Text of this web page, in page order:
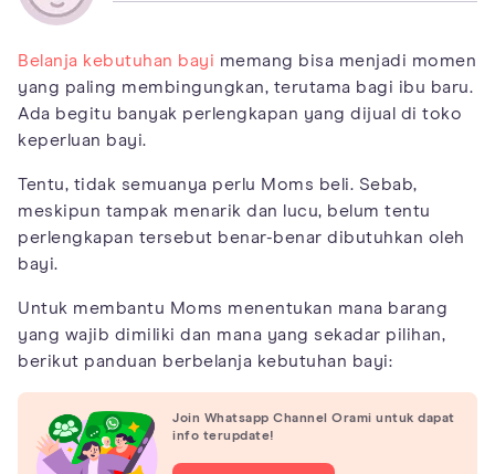
Belanja kebutuhan bayi memang bisa menjadi momen
yang paling membingungkan, terutama bagi ibu baru.
Ada begitu banyak perlengkapan yang dijual di toko
keperluan bayi.
Tentu, tidak semuanya perlu Moms beli. Sebab,
meskipun tampak menarik dan lucu, belum tentu
perlengkapan tersebut benar-benar dibutuhkan oleh
bayi.
Untuk membantu Moms menentukan mana barang
yang wajib dimiliki dan mana yang sekadar pilihan,
berikut panduan berbelanja kebutuhan bayi:
Join Whatsapp Channel Orami untuk dapat
info terupdate!